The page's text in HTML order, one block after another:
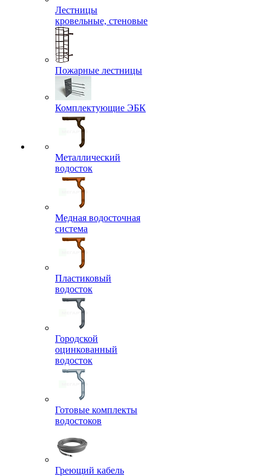
Лестницы
кровельные, стеновые
Пожарные лестницы
Комплектующие ЭБК
Металлический
водосток
Медная водосточная
система
Пластиковый
водосток
Городской
оцинкованный
водосток
Готовые комплекты
водостоков
Греющий кабель